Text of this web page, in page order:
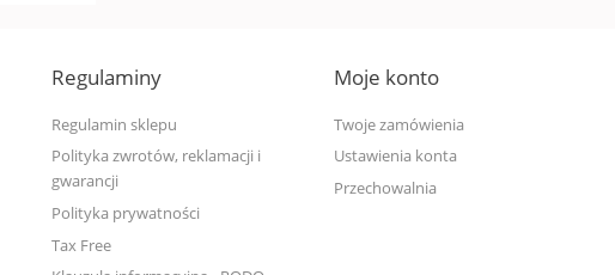
Regulaminy
Regulamin sklepu
Polityka zwrotów, reklamacji i
gwarancji
Polityka prywatności
Tax Free
Moje konto
Twoje zamówienia
Ustawienia konta
Przechowalnia